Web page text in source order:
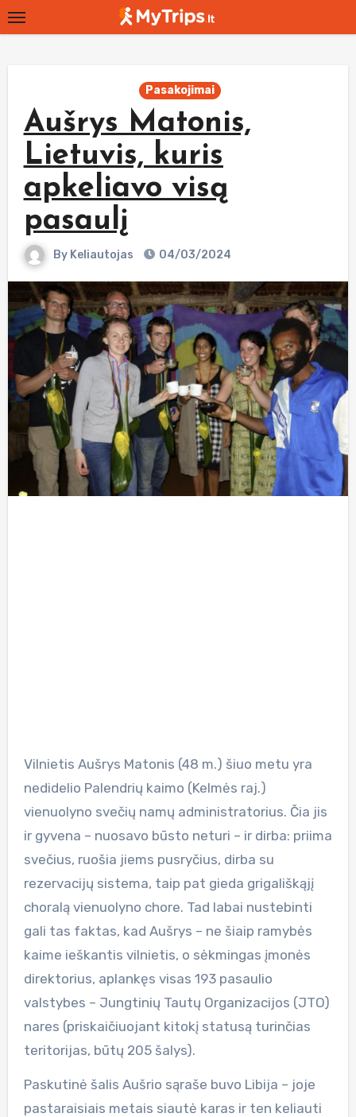
Skip
to
Pasakojimai
Aušrys Matonis,
Lietuvis, kuris
apkeliavo visą
pasaulį
By Keliautojas 04/03/2024
Vilnietis Aušrys Matonis (48 m.) šiuo metu yra
nedidelio Palendrių kaimo (Kelmės raj.)
vienuolyno svečių namų administratorius. Čia jis
ir gyvena – nuosavo būsto neturi – ir dirba: priima
svečius, ruošia jiems pusryčius, dirba su
rezervacijų sistema, taip pat gieda grigališkąjį
choralą vienuolyno chore. Tad labai nustebinti
gali tas faktas, kad Aušrys – ne šiaip ramybės
kaime ieškantis vilnietis, o sėkmingas įmonės
direktorius, aplankęs visas 193 pasaulio
valstybes – Jungtinių Tautų Organizacijos (JTO)
nares (priskaičiuojant kitokį statusą turinčias
teritorijas, būtų 205 šalys).
Paskutinė šalis Aušrio sąraše buvo Libija – joje
pastaraisiais metais siautė karas ir ten keliauti